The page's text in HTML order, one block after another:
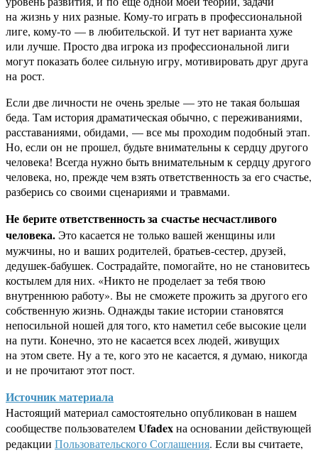
на жизнь у них разные. Кому-то играть в профессиональной
лиге, кому-то — в любительской. И тут нет варианта хуже
или лучше. Просто два игрока из профессиональной лиги
могут показать более сильную игру, мотивировать друг друга
на рост.
Если две личности не очень зрелые — это не такая большая
беда. Там история драматическая обычно, с переживаниями,
расставаниями, обидами, — все мы проходим подобный этап.
Но, если он не прошел, будьте внимательны к сердцу другого
человека! Всегда нужно быть внимательным к сердцу другого
человека, но, прежде чем взять ответственность за его счастье,
разберись со своими сценариями и травмами.
Не берите ответственность за счастье несчастливого
человека.Это касается не только вашей женщины или
мужчины, но и ваших родителей, братьев-сестер, друзей,
дедушек-бабушек. Сострадайте, помогайте, но не становитесь
костылем для них. «Никто не проделает за тебя твою
внутреннюю работу». Вы не сможете прожить за другого его
собственную жизнь. Однажды такие истории становятся
непосильной ношей для того, кто наметил себе высокие цели
на пути. Конечно, это не касается всех людей, живущих
на этом свете. Ну а те, кого это не касается, я думаю, никогда
и не прочитают этот пост.
Источник материала
Настоящий материал самостоятельно опубликован в нашем
сообществе пользователемUfadexна основании действующей
редакции Пользовательского Соглашения. Если вы считаете,